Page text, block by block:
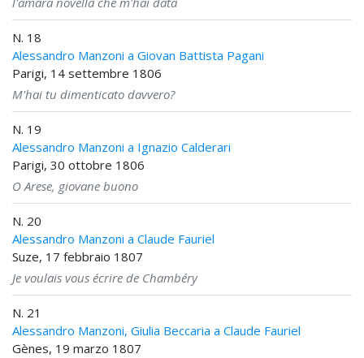
N. 18
Alessandro Manzoni a Giovan Battista Pagani
Parigi, 14 settembre 1806
M'hai tu dimenticato davvero?
N. 19
Alessandro Manzoni a Ignazio Calderari
Parigi, 30 ottobre 1806
O Arese, giovane buono
N. 20
Alessandro Manzoni a Claude Fauriel
Suze, 17 febbraio 1807
Je voulais vous écrire de Chambéry
N. 21
Alessandro Manzoni, Giulia Beccaria a Claude Fauriel
Gènes, 19 marzo 1807